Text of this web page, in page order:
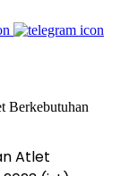
Atlet